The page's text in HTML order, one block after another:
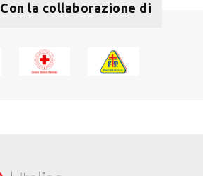
Con la collaborazione di